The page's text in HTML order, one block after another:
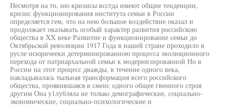
Несмотря на то, ню кризисы всстда имеют общие тенденции,
кризис функционирования института семьи в России
определяется гем, что на нею большое воздействие оказал и
продолжает оказывать особый характер развития российскою
общества в XX веке Развитие и функционирование семьи до
Октябрьской революции 1917 Года в нашей стране проходило в
русле исюричееки детерминированною процесса эволюционного
перехода от патриархальной семьи к модернизированной Но в
России на этот процесс дважды, в течение одного века,
накладывалась тыльная трансформация всего российского
общества, проявившаяся в сменс одного общее гвенного строя
другим Она у1лубляла не только демографические, социально-
экономические, социально-психологические и